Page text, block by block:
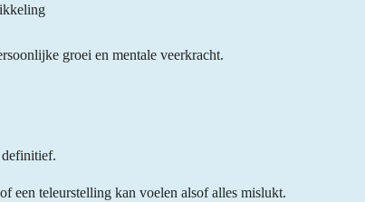
groei en mentale veerkracht.
definitief.
een teleurstelling kan voelen alsof alles mislukt.